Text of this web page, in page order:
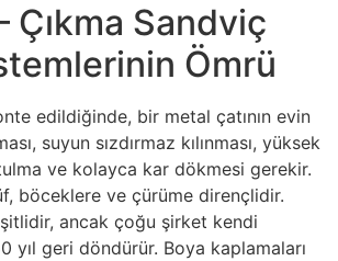
Çıkma Sandviç
Ömrü
edildiğinde, bir metal çatının evin
suyun sızdırmaz kılınması, yüksek
ve kolayca kar dökmesi gerekir.
böceklere ve çürüme dirençlidir.
ancak çoğu şirket kendi
yıl geri döndürür. Boya kaplamaları